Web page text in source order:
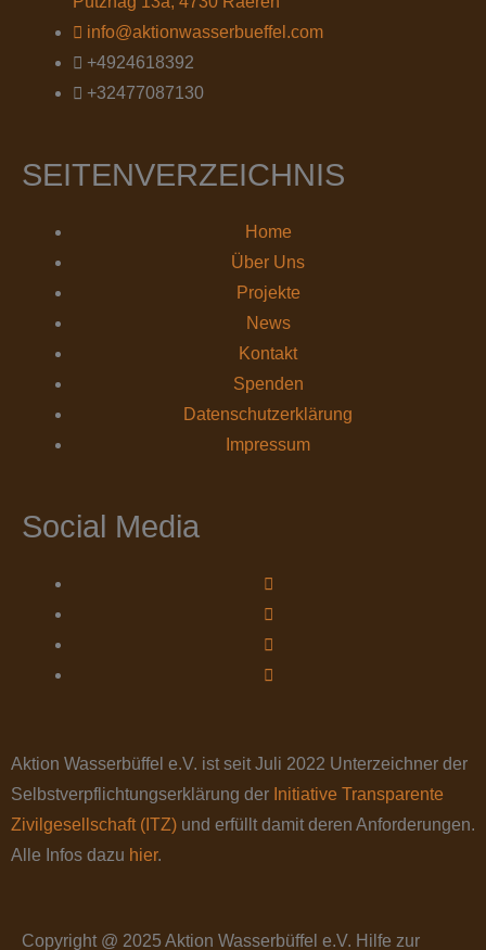
info@aktionwasserbueffel.com
+4924618392
+32477087130
SEITENVERZEICHNIS
Home
Über Uns
Projekte
News
Kontakt
Spenden
Datenschutz­erklärung
Impressum
Social Media
Aktion Wasserbüffel e.V. ist seit Juli 2022 Unterzeichner der
Selbstverpflichtungserklärung der Initiative Transparente
Zivilgesellschaft (ITZ) und erfüllt damit deren Anforderungen.
Alle Infos dazu hier.
Copyright @ 2025 Aktion Wasserbüffel e.V. Hilfe zur